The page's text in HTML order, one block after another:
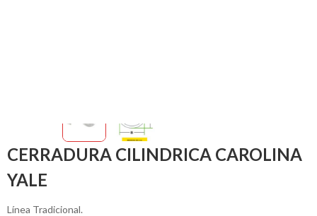
CERRADURA CILINDRICA CAROLINA
YALE
Línea Tradicional.